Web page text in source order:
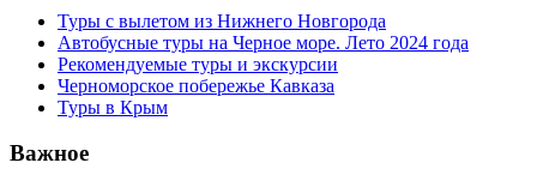
Туры с вылетом из Нижнего Новгорода
Автобусные туры на Черное море. Лето 2024 года
Рекомендуемые туры и экскурсии
Черноморское побережье Кавказа
Туры в Крым
Важное